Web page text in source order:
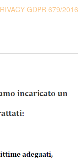
GDPR 679/2016